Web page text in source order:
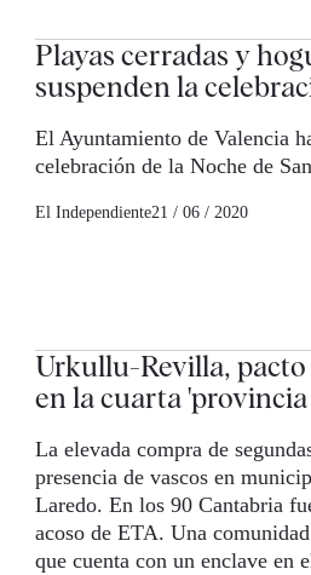
Playas cerradas y
suspenden la
El Ayuntamiento de Valencia
celebración de la Noche de
El Independiente21 / 06 / 2020
Urkullu-Revilla,
en la cuarta 'provincia
La elevada compra de
presencia de vascos en
Laredo. En los 90 Cantabria
acoso de ETA. Una
que cuenta con un enclave en